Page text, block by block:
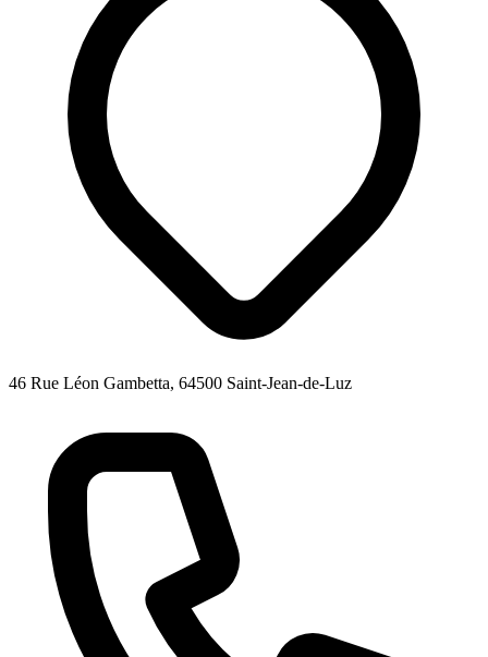
46 Rue Léon Gambetta, 64500 Saint-Jean-de-Luz